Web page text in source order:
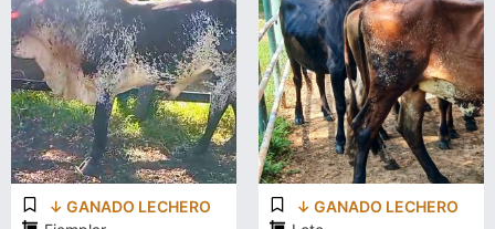
↓ GANADO LECHERO
↓ GANADO LECHERO